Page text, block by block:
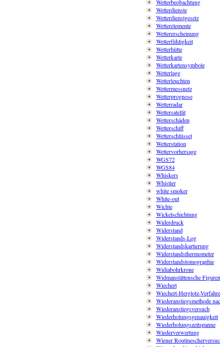
Wetterbeobachtung
Wetterdienste
Wetterdienstgesetz
Wetterelemente
Wettererscheinung
Wetterfühligkeit
Wetterhütte
Wetterkarte
Wetterkartensymbole
Wetterlage
Wetterleuchten
Wettermessnetz
Wetterprognose
Wetterradar
Wettersatellit
Wetterschäden
Wetterschiff
Wetterschlüssel
Wetterstation
Wettervorhersage
WGS72
WGS84
Whiskers
Whistler
white smoker
White-out
Wichte
Wickelschichtung
Widerdruck
Widerstand
Widerstands-Log
Widerstandskartierung
Widerstandsthermometer
Widerstandstomographie
Widiabohrkrone
Widmanstättensche Figuren
Wiechert
Wiechert-Herglotz-
Wiederanstiegsmethode
Wiederanstiegsversuch
Wiederholungsgenauigkeit
Wiederholungszeitspanne
Wiederverwertung
Wiener